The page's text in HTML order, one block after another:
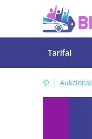
Tarifai
Aukcionai